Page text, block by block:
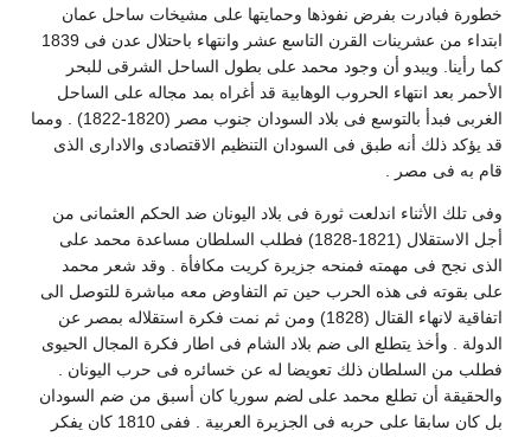
خطورة فبادرت بفرض نفوذها وحمايتها على مشيخات ساحل عمان
ابتداء من عشرينات القرن التاسع عشر وانتهاء باحتلال عدن فى 1839
كما رأينا. ويبدو أن وجود محمد على بطول الساحل الشرقى للبحر
الأحمر بعد انتهاء الحروب الوهابية قد أغراه بمد مجاله على الساحل
الغربى فبدأ بالتوسع فى بلاد السودان جنوب مصر (1820-1822) . ومما
قد يؤكد ذلك أنه طبق فى السودان التنظيم الاقتصادى والادارى الذى
قام به فى مصر .
وفى تلك الأثناء اندلعت ثورة فى بلاد اليونان ضد الحكم العثمانى من
أجل الاستقلال (1821-1828) فطلب السلطان مساعدة محمد على
الذى نجح فى مهمته فمنحه جزيرة كريت مكافأة . وقد شعر محمد
على بقوته فى هذه الحرب حين تم التفاوض معه مباشرة للتوصل الى
اتفاقية لانهاء القتال (1828) ومن ثم نمت فكرة استقلاله بمصر عن
الدولة . وأخذ يتطلع الى ضم بلاد الشام فى اطار فكرة المجال الحيوى
فطلب من السلطان ذلك تعويضا له عن خسائره فى حرب اليونان .
والحقيقة أن تطلع محمد على لضم سوريا كان أسبق من ضم السودان
بل كان سابقا على حربه فى الجزيرة العربية . ففى 1810 كان يفكر